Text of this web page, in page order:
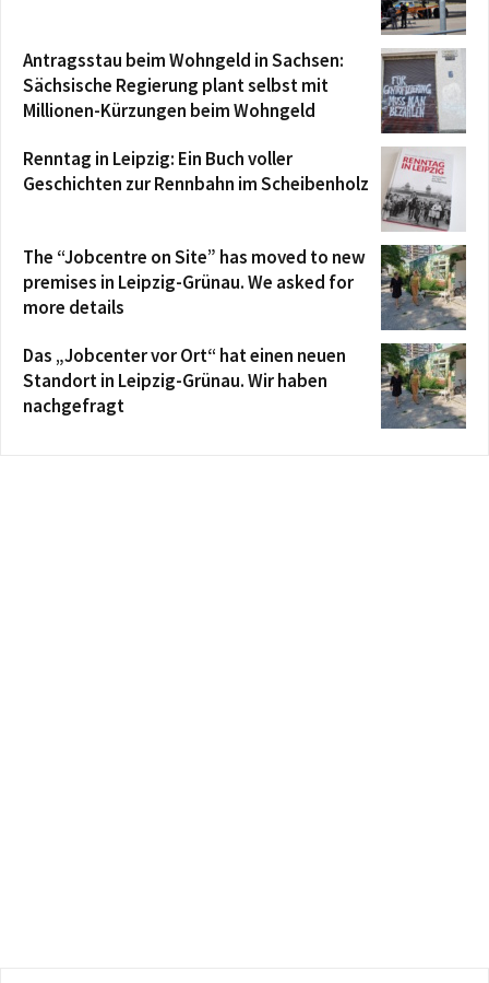
Antragsstau beim Wohngeld in Sachsen:
Sächsische Regierung plant selbst mit
Millionen-Kürzungen beim Wohngeld
Renntag in Leipzig: Ein Buch voller
Geschichten zur Rennbahn im Scheibenholz
The “Jobcentre on Site” has moved to new
premises in Leipzig-Grünau. We asked for
more details
Das „Jobcenter vor Ort“ hat einen neuen
Standort in Leipzig-Grünau. Wir haben
nachgefragt